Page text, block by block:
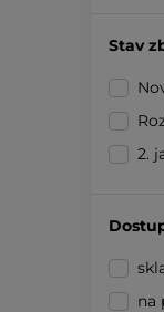
Stav
2.
na